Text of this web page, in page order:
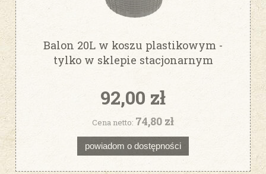
Balon 20L w koszu plastikowym -
tylko w sklepie stacjonarnym
92,00 zł
Cena netto: 74,80 zł
powiadom o dostępności